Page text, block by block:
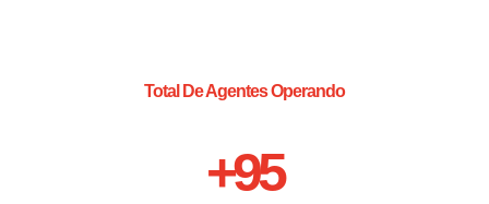
Total De Agentes Operando
+95